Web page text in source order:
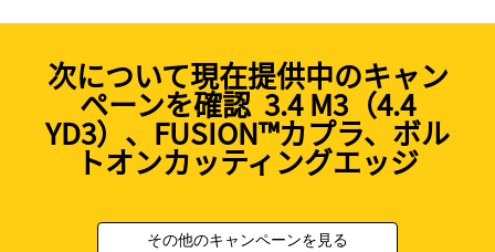
次について現在提供中のキャン
ペーンを確認 3.4 M3（4.4
YD3）、FUSION™カプラ、ボル
トオンカッティングエッジ
その他のキャンペーンを見る